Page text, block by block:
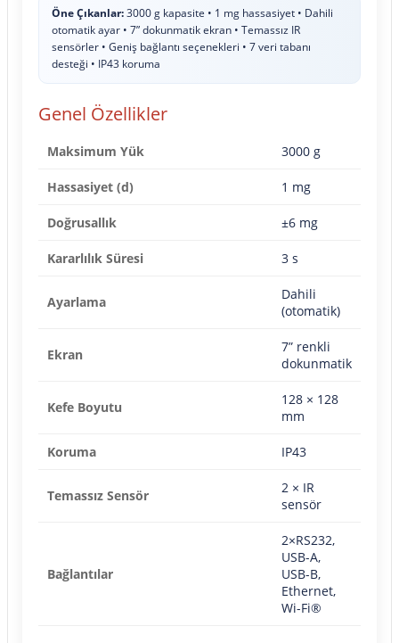
Öne Çıkanlar:3000 g kapasite • 1 mg hassasiyet • Dahili
otomatik ayar • 7” dokunmatik ekran • Temassız IR
sensörler • Geniş bağlantı seçenekleri • 7 veri tabanı
desteği • IP43 koruma
Genel Özellikler
Maksimum Yük 3000 g
Hassasiyet (d) 1 mg
Doğrusallık ±6 mg
Kararlılık Süresi 3 s
Ayarlama
Dahili
(otomatik)
Ekran
7” renkli
dokunmatik
Kefe Boyutu
128 × 128
mm
Koruma IP43
Temassız Sensör
2 × IR
sensör
Bağlantılar
2×RS232,
USB-A,
USB-B,
Ethernet,
Wi-Fi®